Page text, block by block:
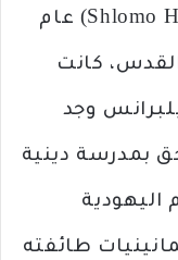
ولد شلومو هيلبرانس” (Shlomo Helbrans) عام
القدس، كانت
وجد
بمدرسة دينية
طائفته